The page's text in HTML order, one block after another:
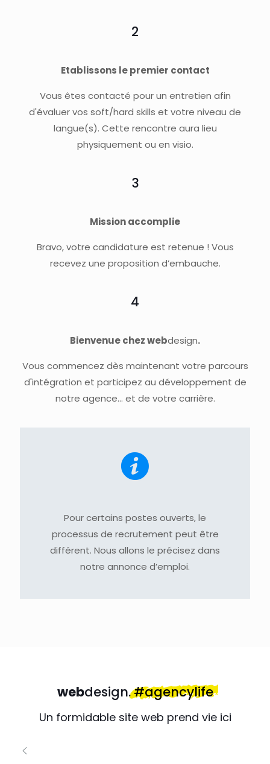
2
Etablissons le premier contact
Vous êtes contacté pour un entretien afin
d'évaluer vos soft/hard skills et votre niveau de
langue(s). Cette rencontre aura lieu
physiquement ou en visio.
3
Mission accomplie
Bravo, votre candidature est retenue ! Vous
recevez une proposition d’embauche.
4
Bienvenue chez webdesign.
Vous commencez dès maintenant votre parcours
d'intégration et participez au développement de
notre agence... et de votre carrière.
Pour certains postes ouverts, le
processus de recrutement peut être
différent. Nous allons le précisez dans
notre annonce d’emploi.
webdesign.#agencylife
Un formidable site web prend vie ici